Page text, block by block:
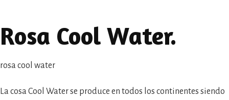
Rosa Cool Water.
rosa cool water
La cosa Cool Water se produce en todos los continentes siendo